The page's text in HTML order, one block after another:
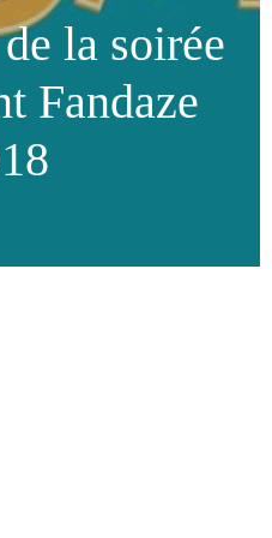
la soirée
Fandaze